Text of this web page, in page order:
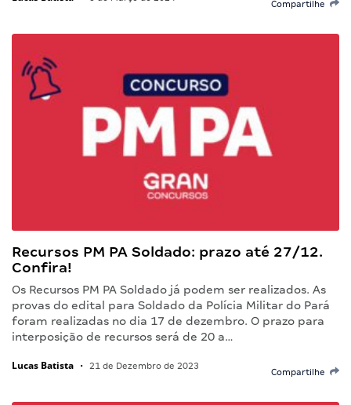
Compartilhe
Recursos PM PA Soldado: prazo até 27/12.
Confira!
Os Recursos PM PA Soldado já podem ser realizados. As
provas do edital para Soldado da Polícia Militar do Pará
foram realizadas no dia 17 de dezembro. O prazo para
interposição de recursos será de 20 a…
Lucas Batista • 21 de Dezembro de 2023
Compartilhe